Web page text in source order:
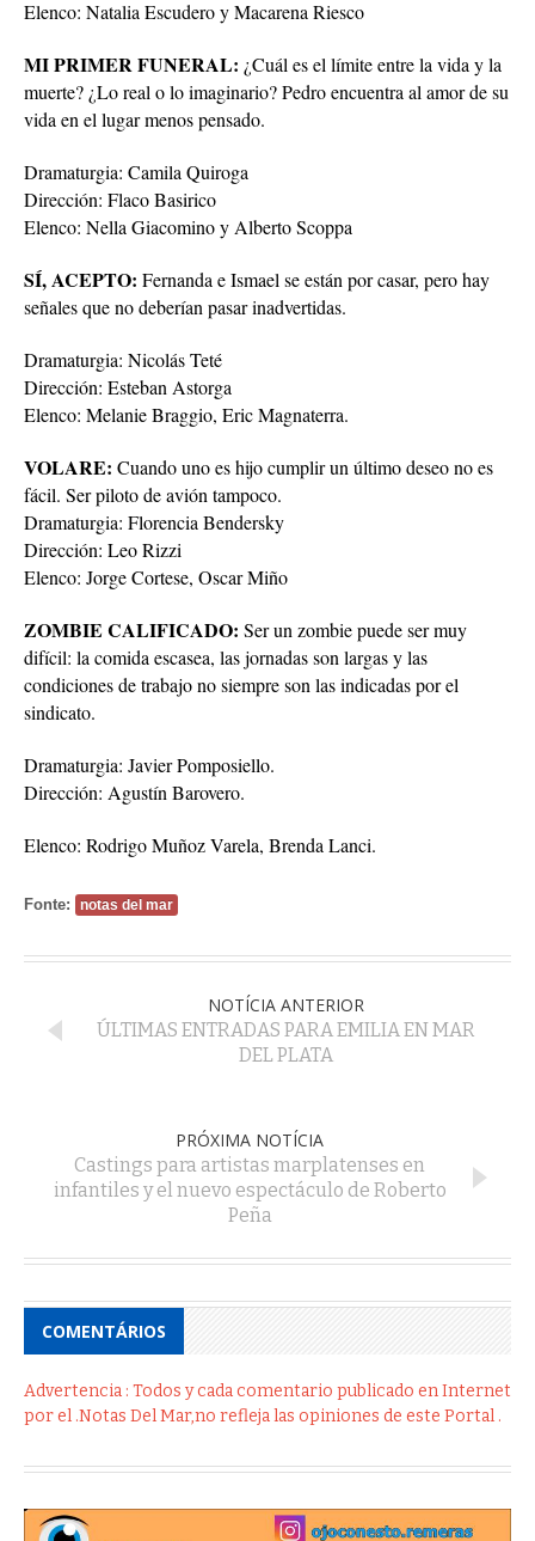
Elenco: Natalia Escudero y Macarena Riesco
MI PRIMER FUNERAL: ¿Cuál es el límite entre la vida y la
muerte? ¿Lo real o lo imaginario? Pedro encuentra al amor de su
vida en el lugar menos pensado.
Dramaturgia: Camila Quiroga
Dirección: Flaco Basirico
Elenco: Nella Giacomino y Alberto Scoppa
SÍ, ACEPTO: Fernanda e Ismael se están por casar, pero hay
señales que no deberían pasar inadvertidas.
Dramaturgia: Nicolás Teté
Dirección: Esteban Astorga
Elenco: Melanie Braggio, Eric Magnaterra.
VOLARE: Cuando uno es hijo cumplir un último deseo no es
fácil. Ser piloto de avión tampoco.
Dramaturgia: Florencia Bendersky
Dirección: Leo Rizzi
Elenco: Jorge Cortese, Oscar Miño
ZOMBIE CALIFICADO: Ser un zombie puede ser muy
difícil: la comida escasea, las jornadas son largas y las
condiciones de trabajo no siempre son las indicadas por el
sindicato.
Dramaturgia: Javier Pomposiello.
Dirección: Agustín Barovero.
Elenco: Rodrigo Muñoz Varela, Brenda Lanci.
Fonte: notas del mar
NOTÍCIA ANTERIOR
ÚLTIMAS ENTRADAS PARA EMILIA EN MAR
DEL PLATA
PRÓXIMA NOTÍCIA
Castings para artistas marplatenses en
infantiles y el nuevo espectáculo de Roberto
Peña
COMENTÁRIOS
Advertencia : Todos y cada comentario publicado en Internet
por el .Notas Del Mar,no refleja las opiniones de este Portal .